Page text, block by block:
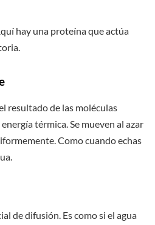
hay una proteína que actúa
resultado de las moléculas
térmica. Se mueven al azar
Como cuando echas
de difusión. Es como si el agua